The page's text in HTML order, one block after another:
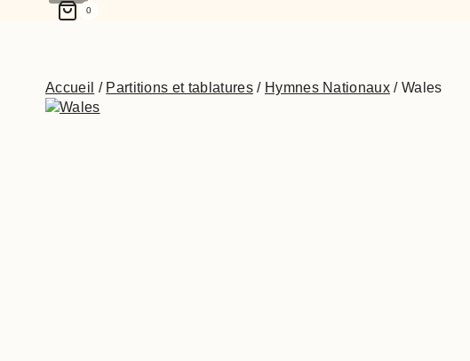
0
Accueil / Partitions et tablatures / Hymnes Nationaux / Wales